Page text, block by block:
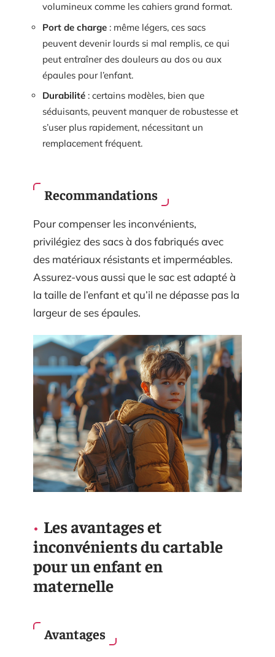
volumineux comme les cahiers grand format.
Port de charge : même légers, ces sacs
peuvent devenir lourds si mal remplis, ce qui
peut entraîner des douleurs au dos ou aux
épaules pour l’enfant.
Durabilité : certains modèles, bien que
séduisants, peuvent manquer de robustesse et
s’user plus rapidement, nécessitant un
remplacement fréquent.
Recommandations
Pour compenser les inconvénients,
privilégiez des sacs à dos fabriqués avec
des matériaux résistants et imperméables.
Assurez-vous aussi que le sac est adapté à
la taille de l’enfant et qu’il ne dépasse pas la
largeur de ses épaules.
Les avantages et
inconvénients du cartable
pour un enfant en
maternelle
Avantages